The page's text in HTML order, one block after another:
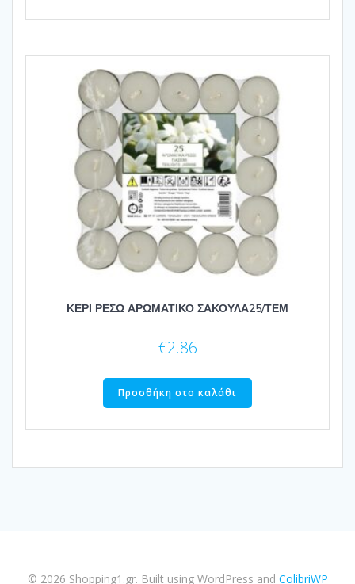
ΚΕΡΙ ΡΕΣΩ ΑΡΩΜΑΤΙΚΟ ΣΑΚΟΥΛΑ25/ΤΕΜ
€2.86
Προσθήκη στο καλάθι
© 2026 Shopping1.gr. Built using WordPress and ColibriWP